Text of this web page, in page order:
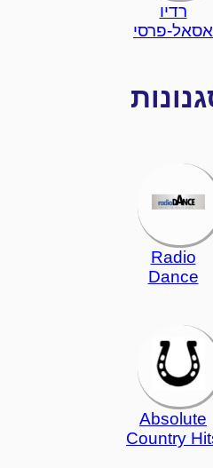
רדיו
אסאל-פרסי
Radio
Dance
Absolute
Country